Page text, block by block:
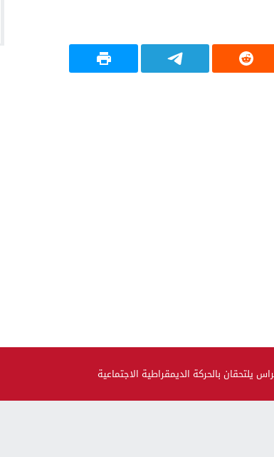
و جمال
بالحركة الديمقراطية الاجتماعية
تسبب ففاجعة ماتو فيها جوج شباب